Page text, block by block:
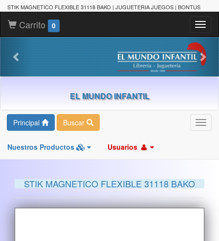
STIK MAGNETICO FLEXIBLE 31118 BAKO | JUGUETERIA JUEGOS | BONTUS
Carrito 0
EL MUNDO INFANTIL
Principal Buscar
Nuestros Productos Usuarios
STIK MAGNETICO FLEXIBLE 31118 BAKO